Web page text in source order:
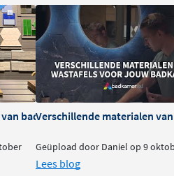
badkamermeubels: voor- en
Verschillende materialen
Geüpload door Daniel op 9
Lees blog